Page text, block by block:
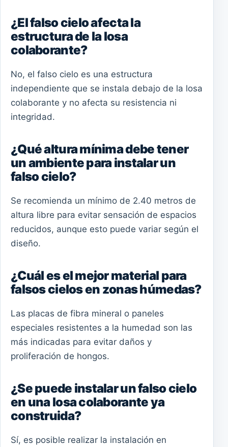
¿El falso cielo afecta la
estructura de la losa
colaborante?
No, el falso cielo es una estructura
independiente que se instala debajo de la losa
colaborante y no afecta su resistencia ni
integridad.
¿Qué altura mínima debe tener
un ambiente para instalar un
falso cielo?
Se recomienda un mínimo de 2.40 metros de
altura libre para evitar sensación de espacios
reducidos, aunque esto puede variar según el
diseño.
¿Cuál es el mejor material para
falsos cielos en zonas húmedas?
Las placas de fibra mineral o paneles
especiales resistentes a la humedad son las
más indicadas para evitar daños y
proliferación de hongos.
¿Se puede instalar un falso cielo
en una losa colaborante ya
construida?
Sí, es posible realizar la instalación en